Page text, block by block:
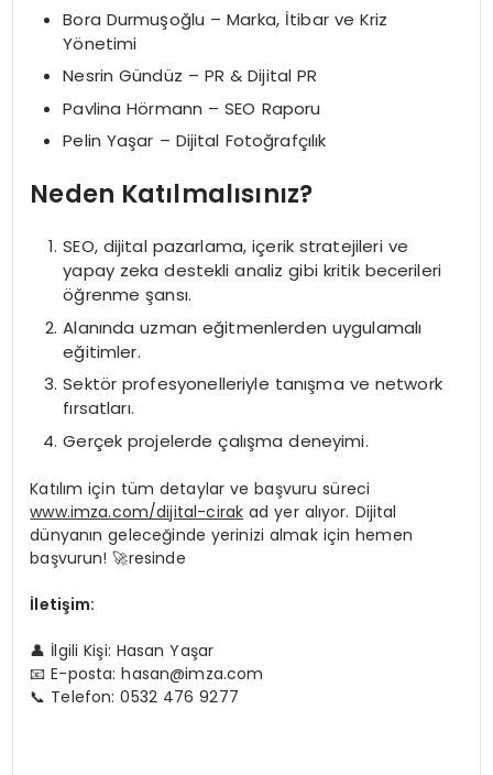
Bora Durmuşoğlu – Marka, İtibar ve Kriz
Yönetimi
Nesrin Gündüz – PR & Dijital PR
Pavlina Hörmann – SEO Raporu
Pelin Yaşar – Dijital Fotoğrafçılık
Neden Katılmalısınız?
SEO, dijital pazarlama, içerik stratejileri ve
yapay zeka destekli analiz gibi kritik becerileri
öğrenme şansı.
Alanında uzman eğitmenlerden uygulamalı
eğitimler.
Sektör profesyonelleriyle tanışma ve network
fırsatları.
Gerçek projelerde çalışma deneyimi.
Katılım için tüm detaylar ve başvuru süreci
www.imza.com/dijital-cirak ad yer alıyor. Dijital
dünyanın geleceğinde yerinizi almak için hemen
başvurun! 🚀resinde
İletişim:
👤 İlgili Kişi: Hasan Yaşar
📧 E-posta:hasan@imza.com
📞 Telefon: 0532 476 9277